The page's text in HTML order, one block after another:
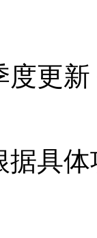
度更新
据具